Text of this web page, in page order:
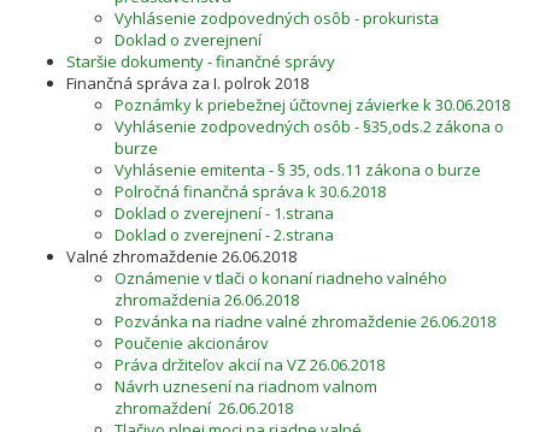
Vyhlásenie zodpovedných osôb - prokurista
Doklad o zverejnení
Staršie dokumenty - finančné správy
Finančná správa za I. polrok 2018
Poznámky k priebežnej účtovnej závierke k 30.06.2018
Vyhlásenie zodpovedných osôb - §35,ods.2 zákona o
burze
Vyhlásenie emitenta - § 35, ods.11 zákona o burze
Polročná finančná správa k 30.6.2018
Doklad o zverejnení - 1.strana
Doklad o zverejnení - 2.strana
Valné zhromaždenie 26.06.2018
Oznámenie v tlači o konaní riadneho valného
zhromaždenia 26.06.2018
Pozvánka na riadne valné zhromaždenie 26.06.2018
Poučenie akcionárov
Práva držiteľov akcií na VZ 26.06.2018
Návrh uznesení na riadnom valnom
zhromaždení 26.06.2018